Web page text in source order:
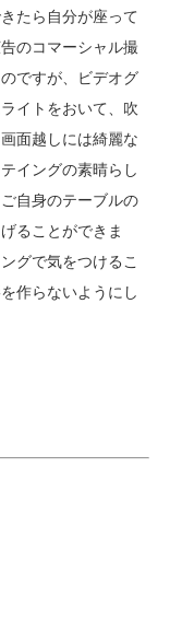
たら自分が座って
のコマーシャル撮
ですが、ビデオグ
イトをおいて、吹
面越しには綺麗な
イングの素晴らし
自身のテーブルの
ることができま
グで気をつけるこ
作らないようにし